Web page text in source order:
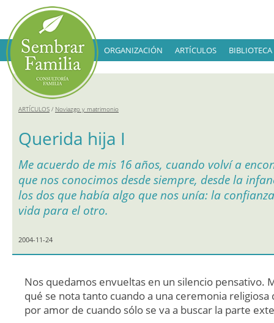
ORGANIZACIÓN ARTÍCULOS
ARTÍCULOS / Noviazgo y matrimonio
Querida hija I
Me acuerdo de mis 16 años, cuando volví a
que nos conocimos desde siempre, desde la
los dos que había algo que nos unía: la
vida para el otro.
2004-11-24
Nos quedamos envueltas en un silencio pensativo.
qué se nota tanto cuando a una ceremonia religiosa
por amor de cuando sólo se va a buscar la parte